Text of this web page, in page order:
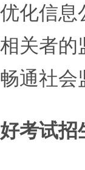
化信
关者
通社
考试招